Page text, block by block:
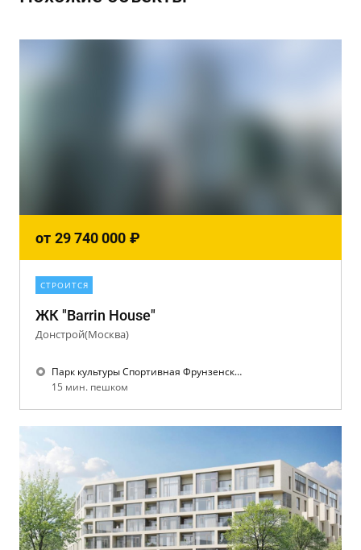
от 29 740 000 ₽
СТРОИТСЯ
ЖК "Barrin House"
Донстрой(Москва)
Парк культуры Спортивная Фрунзенская
15 мин. пешком